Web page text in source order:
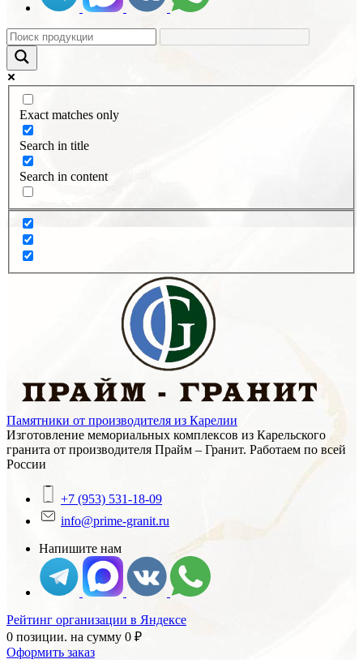
Exact matches only
Search in title
Search in content
Памятники от производителя из Карелии
Изготовление мемориальных комплексов из Карельского
гранита от производителя Прайм – Гранит. Работаем по всей
России
+7 (953) 531-18-09
info@prime-granit.ru
Напишите нам
Рейтинг организации в Яндексе
0 позиции. на сумму 0 ₽
Оформить заказ